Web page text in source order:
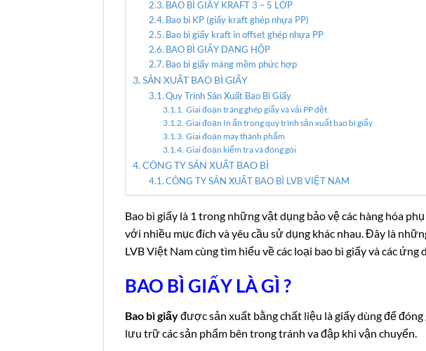
BAO BÌ GIẤY KRAFT 3 – 5 LỚP
Bao bì KP (giấy kraft ghép nhựa PP)
Bao bì giấy kraft in offset ghép nhựa PP
BAO BÌ GIẤY DẠNG HỘP
Bao bì giấy màng mềm phức hợp
SẢN XUẤT BAO BÌ GIẤY
Quy Trình Sản Xuất Bao Bì Giấy
Giai đoạn tráng ghép giấy và vải PP dệt
Giai đoạn In ấn trong quy trình sản xuất bao bì giấy
Giai đoạn may thành phẩm
Giai đoạn kiểm tra và đóng gói
CÔNG TY SẢN XUẤT BAO BÌ
CÔNG TY SẢN XUẤT BAO BÌ LVB VIỆT NAM
Bao bì giấy là 1 trong những vật dụng bảo vệ các hàng hóa
với nhiều mục đích và yêu cầu sử dụng khác nhau. Đây là
LVB Việt Nam cùng tìm hiểu về các loại bao bì giấy và các ứng
BAO BÌ GIẤY LÀ GÌ ?
Bao bì giấyđược sản xuất bằng chất liệu là giấy dùng để
lưu trữ các sản phẩm bên trong tránh va đập khi vận chuyển.